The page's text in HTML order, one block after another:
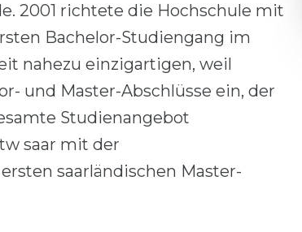
2001 richtete die Hochschule mit
Bachelor-Studiengang im
nahezu einzigartigen, weil
und Master-Abschlüsse ein, der
Studienangebot
saar mit der
saarländischen Master-